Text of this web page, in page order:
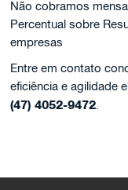
Não cobramos
Percentual sobre
empresas
Entre em contato
eficiência e agilidade
(47) 4052-9472.